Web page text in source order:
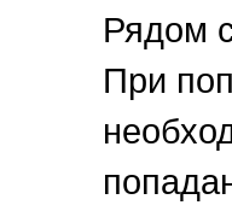
Рядом
При